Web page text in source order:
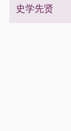
史学先贤